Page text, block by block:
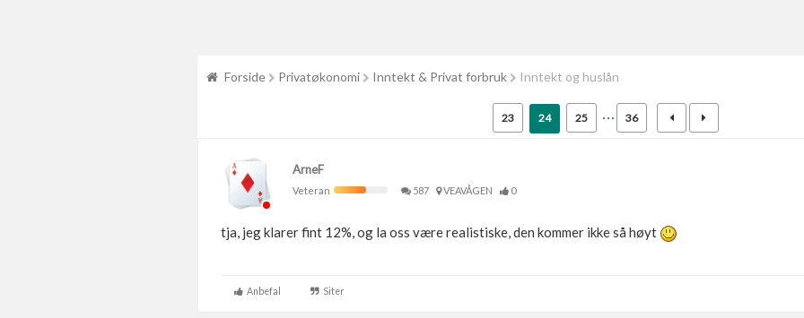
Forside Privatøkonomi Inntekt & Privat forbruk Inntekt og huslån
23 24 25 36
ArneF
Veteran
587 VEAVÅGEN 0
tja, jeg klarer fint 12%, og la oss være realistiske, den kommer ikke så høyt
Anbefal Siter